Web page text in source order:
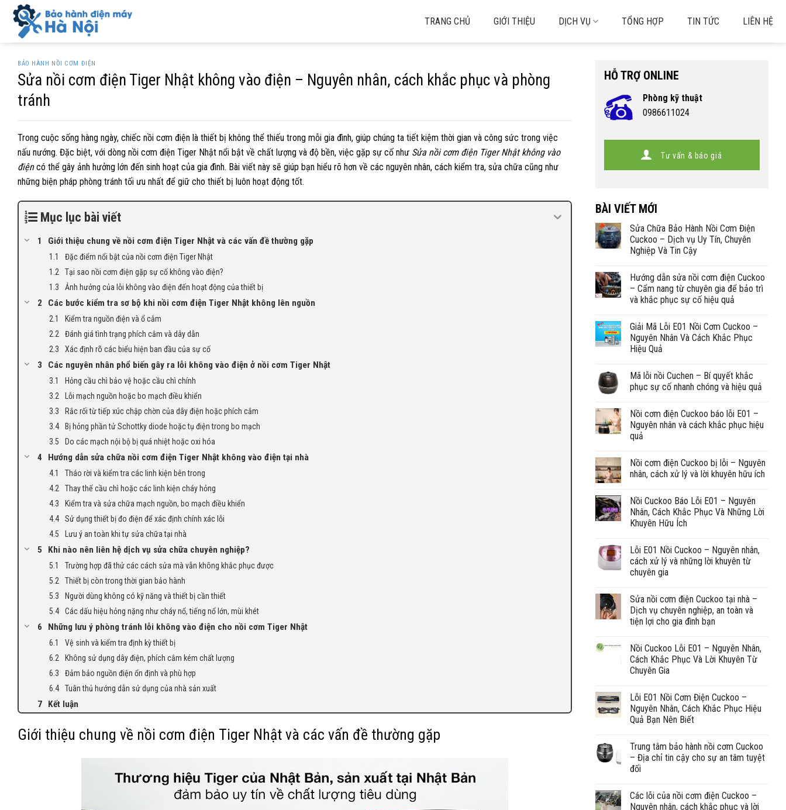
Skip
content
TRANG CHỦ GIỚI THIỆU DỊCH VỤ TỔNG HỢP TIN TỨC LIÊN HỆ
BẢO HÀNH NỒI CƠM ĐIỆN
Sửa nồi cơm điện Tiger Nhật không vào điện – Nguyên nhân, cách khắc phục và phòng
tránh
Trong cuộc sống hàng ngày, chiếc nồi cơm điện là thiết bị không thể thiếu trong mỗi gia đình, giúp chúng ta tiết kiệm thời gian và công sức trong việc
nấu nướng. Đặc biệt, với dòng nồi cơm điện Tiger Nhật nổi bật về chất lượng và độ bền, việc gặp sự cố như Sửa nồi cơm điện Tiger Nhật không vào
điệncó thể gây ảnh hưởng lớn đến sinh hoạt của gia đình. Bài viết này sẽ giúp bạn hiểu rõ hơn về các nguyên nhân, cách kiểm tra, sửa chữa cũng như
những biện pháp phòng tránh tối ưu nhất để giữ cho thiết bị luôn hoạt động tốt.
Mục lục bài viết
Giới thiệu chung về nồi cơm điện Tiger Nhật và các vấn đề thường gặp
Đặc điểm nổi bật của nồi cơm điện Tiger Nhật
Tại sao nồi cơm điện gặp sự cố không vào điện?
Ảnh hưởng của lỗi không vào điện đến hoạt động của thiết bị
Các bước kiểm tra sơ bộ khi nồi cơm điện Tiger Nhật không lên nguồn
Kiểm tra nguồn điện và ổ cắm
Đánh giá tình trạng phích cắm và dây dẫn
Xác định rõ các biểu hiện ban đầu của sự cố
Các nguyên nhân phổ biến gây ra lỗi không vào điện ở nồi cơm Tiger Nhật
Hỏng cầu chì bảo vệ hoặc cầu chì chính
Lỗi mạch nguồn hoặc bo mạch điều khiển
Rắc rối từ tiếp xúc chập chờn của dây điện hoặc phích cắm
Bị hỏng phần tử Schottky diode hoặc tụ điện trong bo mạch
Do các mạch nội bộ bị quá nhiệt hoặc oxi hóa
Hướng dẫn sửa chữa nồi cơm điện Tiger Nhật không vào điện tại nhà
Tháo rời và kiểm tra các linh kiện bên trong
Thay thế cầu chì hoặc các linh kiện cháy hỏng
Kiểm tra và sửa chữa mạch nguồn, bo mạch điều khiển
Sử dụng thiết bị đo điện để xác định chính xác lỗi
Lưu ý an toàn khi tự sửa chữa tại nhà
Khi nào nên liên hệ dịch vụ sửa chữa chuyên nghiệp?
Trường hợp đã thử các cách sửa mà vẫn không khắc phục được
Thiết bị còn trong thời gian bảo hành
Người dùng không có kỹ năng và thiết bị cần thiết
Các dấu hiệu hỏng nặng như cháy nổ, tiếng nổ lớn, mùi khét
Những lưu ý phòng tránh lỗi không vào điện cho nồi cơm Tiger Nhật
Vệ sinh và kiểm tra định kỳ thiết bị
Không sử dụng dây điện, phích cắm kém chất lượng
Đảm bảo nguồn điện ổn định và phù hợp
Tuân thủ hướng dẫn sử dụng của nhà sản xuất
Kết luận
Giới thiệu chung về nồi cơm điện Tiger Nhật và các vấn đề thường gặp
HỖ TRỢ ONLINE
Phòng kỹ thuật
0986611024
Tư vấn & báo giá
BÀI VIẾT MỚI
Sửa Chữa Bảo Hành Nồi Cơm Điện
Cuckoo – Dịch vụ Uy Tín, Chuyên
Nghiệp Và Tin Cậy
Hướng dẫn sửa nồi cơm điện Cuckoo
– Cẩm nang từ chuyên gia để bảo trì
và khắc phục sự cố hiệu quả
Giải Mã Lỗi E01 Nồi Cơm Cuckoo –
Nguyên Nhân Và Cách Khắc Phục
Hiệu Quả
Mã lỗi nồi Cuchen – Bí quyết khắc
phục sự cố nhanh chóng và hiệu quả
Nồi cơm điện Cuckoo báo lỗi E01 –
Nguyên nhân và cách khắc phục hiệu
quả
Nồi cơm điện Cuckoo bị lỗi – Nguyên
nhân, cách xử lý và lời khuyên hữu ích
Nồi Cuckoo Báo Lỗi E01 – Nguyên
Nhân, Cách Khắc Phục Và Những Lời
Khuyên Hữu Ích
Lỗi E01 Nồi Cuckoo – Nguyên nhân,
cách xử lý và những lời khuyên từ
chuyên gia
Sửa nồi cơm điện Cuckoo tại nhà –
Dịch vụ chuyên nghiệp, an toàn và
tiện lợi cho gia đình bạn
Nồi Cuckoo Lỗi E01 – Nguyên Nhân,
Cách Khắc Phục Và Lời Khuyên Từ
Chuyên Gia
Lỗi E01 Nồi Cơm Điện Cuckoo –
Nguyên Nhân, Cách Khắc Phục Hiệu
Quả Bạn Nên Biết
Trung tâm bảo hành nồi cơm Cuckoo
– Địa chỉ tin cậy cho sự an tâm tuyệt
đối
Các lỗi của nồi cơm điện Cuckoo –
Nguyên nhân, cách khắc phục và lời